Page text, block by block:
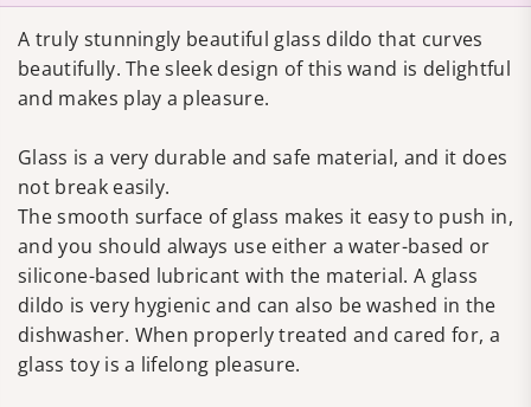
A truly stunningly beautiful glass dildo that curves
beautifully. The sleek design of this wand is delightful
and makes play a pleasure.
Glass is a very durable and safe material, and it does
not break easily.
The smooth surface of glass makes it easy to push in,
and you should always use either a water-based or
silicone-based lubricant with the material. A glass
dildo is very hygienic and can also be washed in the
dishwasher. When properly treated and cared for, a
glass toy is a lifelong pleasure.